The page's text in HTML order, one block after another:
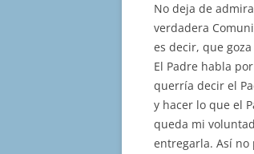
No deja de
verdadera
es decir, que
El Padre habla
querría decir el
y hacer lo que el
queda mi
entregarla. Así